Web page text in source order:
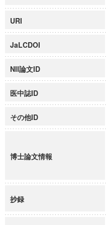
URI
JaLCDOI
NII論文ID
医中誌ID
その他ID
博士論文情報
抄録